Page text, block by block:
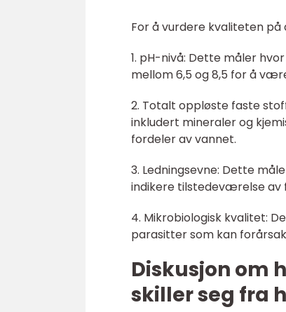
For å vurdere kvaliteten
1. pH-nivå: Dette måler
mellom 6,5 og 8,5 for å
2. Totalt oppløste faste
inkludert mineraler og
fordeler av vannet.
3. Ledningsevne: Dette
indikere tilstedeværelse av
4. Mikrobiologisk kvalitet:
parasitter som kan
Diskusjon om
skiller seg fra